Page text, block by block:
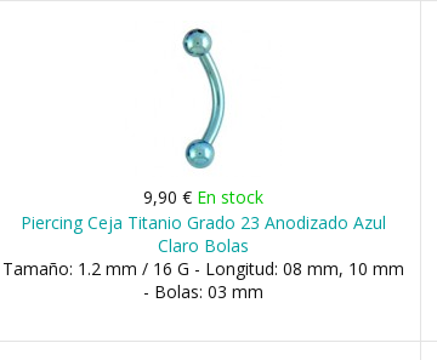
9,90 € En stock
Piercing Ceja Titanio Grado 23 Anodizado Azul
Claro Bolas
Tamaño: 1.2 mm / 16 G - Longitud: 08 mm, 10 mm
- Bolas: 03 mm